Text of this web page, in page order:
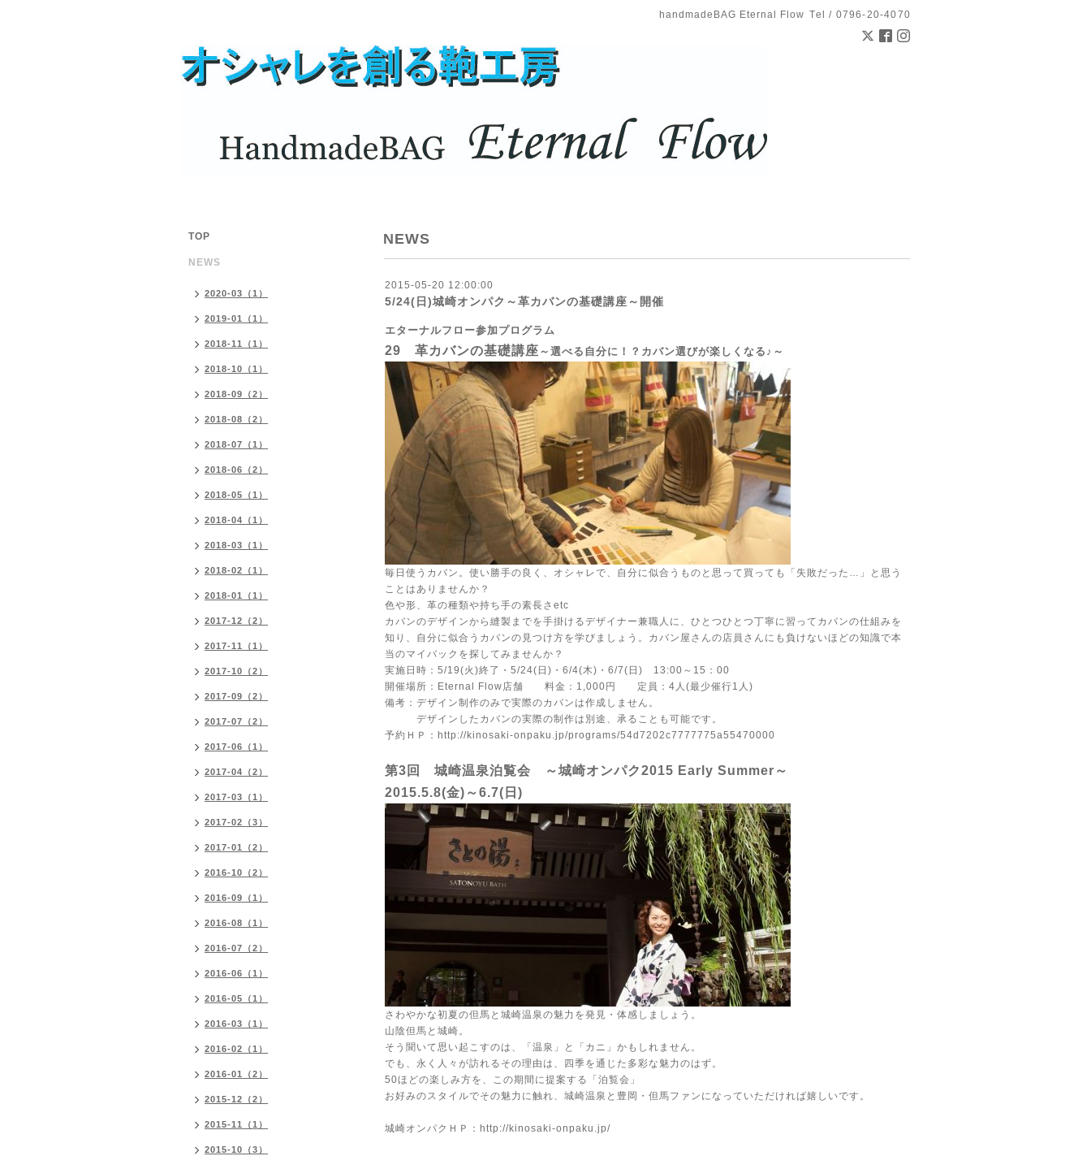
handmadeBAG Eternal Flow Tel / 0796-20-4070
NEWS
2015-05-20 12:00:00
5/24(日)城崎オンパク～革カバンの基礎講座～開催
エターナルフロー参加プログラム
29 革カバンの基礎講座 ～選べる自分に！？カバン選びが楽しくなる♪～
毎日使うカバン。使い勝手の良く、オシャレで、自分に似合うものと思って買っても「失敗だった…」と思う
ことはありませんか？
色や形、革の種類や持ち手の素長さetc
カバンのデザインから縫製までを手掛けるデザイナー兼職人に、ひとつひとつ丁寧に習ってカバンの仕組みを
知り、自分に似合うカバンの見つけ方を学びましょう。カバン屋さんの店員さんにも負けないほどの知識で本
当のマイバックを探してみませんか？
実施日時：5/19(火)終了・5/24(日)・6/4(木)・6/7(日) 13:00～15：00
開催場所：Eternal Flow店舗 料金：1,000円 定員：4人(最少催行1人)
備考：デザイン制作のみで実際のカバンは作成しません。
デザインしたカバンの実際の制作は別途、承ることも可能です。
予約ＨＰ： http://kinosaki-onpaku.jp/programs/54d7202c7777775a55470000
第3回 城崎温泉泊覧会 ～城崎オンパク2015 Early Summer～
2015.5.8(金)～6.7(日)
さわやかな初夏の但馬と城崎温泉の魅力を発見・体感しましょう。
山陰但馬と城崎。
そう聞いて思い起こすのは、「温泉」と「カニ」かもしれません。
でも、永く人々が訪れるその理由は、四季を通じた多彩な魅力のはず。
50ほどの楽しみ方を、この期間に提案する「泊覧会」
お好みのスタイルでその魅力に触れ、城崎温泉と豊岡・但馬ファンになっていただければ嬉しいです。
城崎オンパクＨＰ： http://kinosaki-onpaku.jp/
TOP
NEWS
2020-03（1）
2019-01（1）
2018-11（1）
2018-10（1）
2018-09（2）
2018-08（2）
2018-07（1）
2018-06（2）
2018-05（1）
2018-04（1）
2018-03（1）
2018-02（1）
2018-01（1）
2017-12（2）
2017-11（1）
2017-10（2）
2017-09（2）
2017-07（2）
2017-06（1）
2017-04（2）
2017-03（1）
2017-02（3）
2017-01（2）
2016-10（2）
2016-09（1）
2016-08（1）
2016-07（2）
2016-06（1）
2016-05（1）
2016-03（1）
2016-02（1）
2016-01（2）
2015-12（2）
2015-11（1）
2015-10（3）